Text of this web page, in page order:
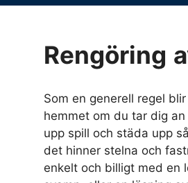
Rengöring
Som en generell regel
hemmet om du tar dig
upp spill och städa upp
det hinner stelna och
enkelt och billigt med en